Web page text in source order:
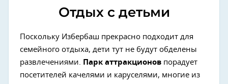
Отдых с детьми
Поскольку Избербаш прекрасно подходит для
семейного отдыха, дети тут не будут обделены
развлечениями. Парк аттракционов порадует
посетителей качелями и каруселями, многие из